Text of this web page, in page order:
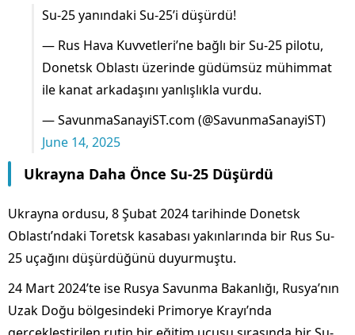
Su-25 yanındaki Su-25’i düşürdü!
— Rus Hava Kuvvetleri’ne bağlı bir Su-25 pilotu,
Donetsk Oblastı üzerinde güdümsüz mühimmat
ile kanat arkadaşını yanlışlıkla vurdu.
— SavunmaSanayiST.com (@SavunmaSanayiST)
June 14, 2025
Ukrayna Daha Önce Su-25 Düşürdü
Ukrayna ordusu, 8 Şubat 2024 tarihinde Donetsk
Oblastı’ndaki Toretsk kasabası yakınlarında bir Rus Su-
25 uçağını düşürdüğünü duyurmuştu.
24 Mart 2024’te ise Rusya Savunma Bakanlığı, Rusya’nın
Uzak Doğu bölgesindeki Primorye Krayı’nda